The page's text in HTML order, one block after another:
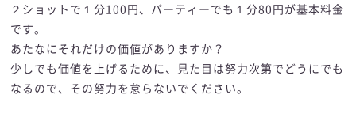
２ショットで１分100円、パーティーでも１分80円が基本料金
です。
あたなにそれだけの価値がありますか？
少しでも価値を上げるために、見た目は努力次第でどうにでも
なるので、その努力を怠らないでください。